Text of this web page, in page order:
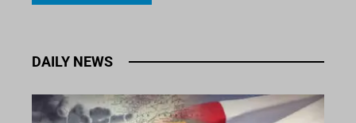
DAILY NEWS